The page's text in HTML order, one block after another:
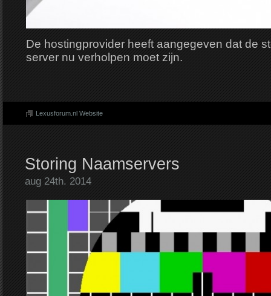
De hostingprovider heeft aangegeven dat de
server nu verholpen moet zijn.
Lexusforum.nl Website
Storing Naamservers
aug 24th. 2014